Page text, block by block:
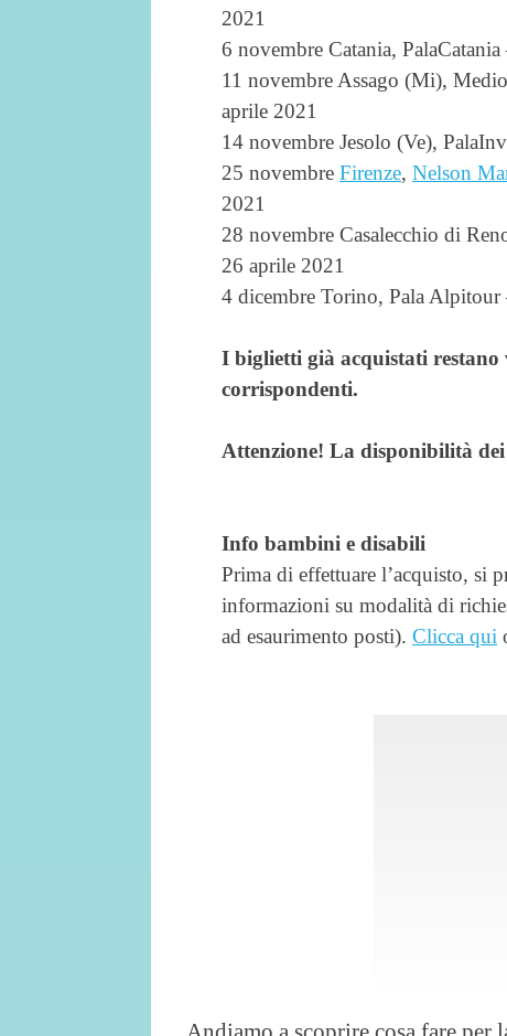
2021
6 novembre Catania,
11 novembre Assago (Mi),
aprile 2021
14 novembre Jesolo (Ve),
25 novembre Firenze, Nelson
2021
28 novembre Casalecchio di
26 aprile 2021
4 dicembre Torino, Pala
I biglietti già acquistati restano
corrispondenti.
Attenzione! La disponibilità
Info bambini e disabili
Prima di effettuare l’acquisto, si
informazioni su modalità di
ad esaurimento posti). Clicca qui
Andiamo a scoprire cosa fare per